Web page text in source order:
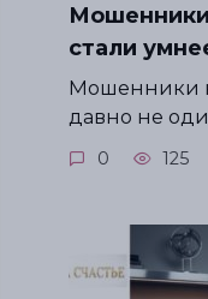
Мошенники
стали
Мошенники
давно не
0 125